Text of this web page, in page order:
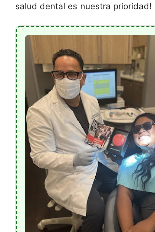
salud dental es nuestra prioridad!